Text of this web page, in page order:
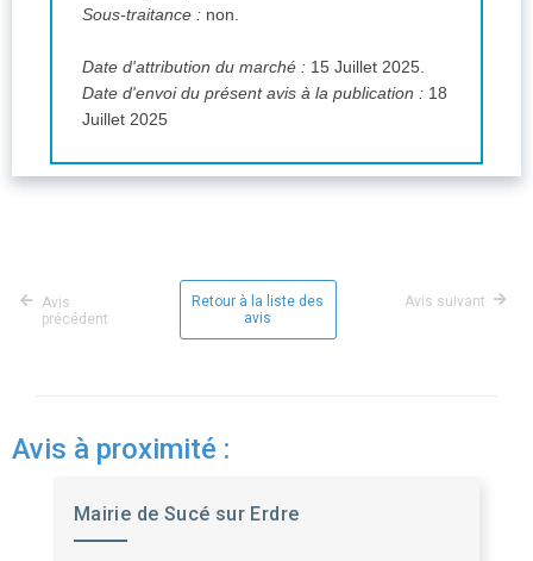
Sous-traitance :non.
Date d'attribution du marché : 15 Juillet 2025.
Date d'envoi du présent avis à la publication : 18
Juillet 2025
Avis
précédent
Retour à la liste des
avis
Avis suivant
Avis à proximité :
Mairie de Sucé sur Erdre